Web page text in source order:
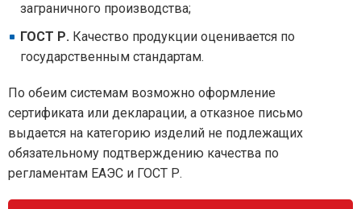
заграничного производства;
ГОСТ Р. Качество продукции оценивается по
государственным стандартам.
По обеим системам возможно оформление
сертификата или декларации, а отказное письмо
выдается на категорию изделий не подлежащих
обязательному подтверждению качества по
регламентам ЕАЭС и ГОСТ Р.